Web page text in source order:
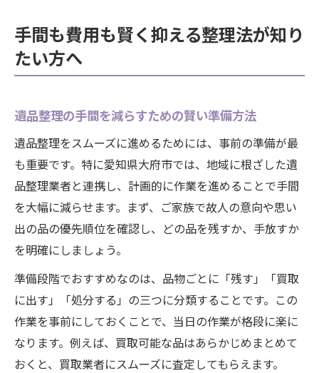
手間も費用も賢く抑える整理法が知り
たい方へ
遺品整理の手間を減らすための賢い準備方法
遺品整理をスムーズに進めるためには、事前の準備が最
も重要です。特に愛知県大府市では、地域に根ざした遺
品整理業者と連携し、計画的に作業を進めることで手間
を大幅に減らせます。まず、ご家族で故人の意向や思い
出の品の優先順位を確認し、どの品を残すか、手放すか
を明確にしましょう。
準備段階でおすすめなのは、品物ごとに「残す」「買取
に出す」「処分する」の三つに分類することです。この
作業を事前にしておくことで、当日の作業が格段に楽に
なります。例えば、買取可能な品はあらかじめまとめて
おくと、買取業者にスムーズに査定してもらえます。